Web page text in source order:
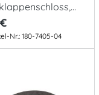
Nr.: 180-7405-04